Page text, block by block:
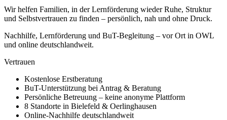
Wir helfen Familien, in der Lernförderung wieder Ruhe, Struktur
und Selbstvertrauen zu finden – persönlich, nah und ohne Druck.
Nachhilfe, Lernförderung und BuT-Begleitung – vor Ort in OWL
und online deutschlandweit.
Vertrauen
Kostenlose Erstberatung
BuT-Unterstützung bei Antrag & Beratung
Persönliche Betreuung – keine anonyme Plattform
8 Standorte in Bielefeld & Oerlinghausen
Online-Nachhilfe deutschlandweit